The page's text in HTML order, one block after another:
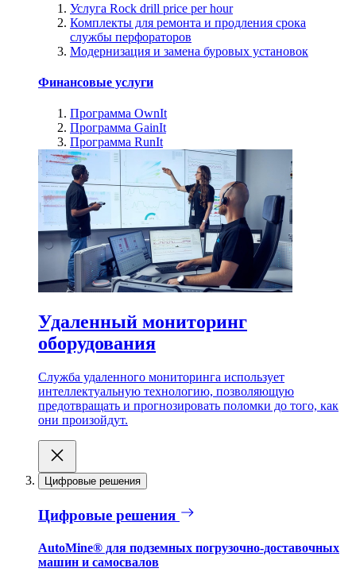
Услуга Rock drill price per hour
Комплекты для ремонта и продления срока
службы перфораторов
Модернизация и замена буровых установок
Финансовые услуги
Программа OwnIt
Программа GainIt
Программа RunIt
Удаленный мониторинг
оборудования
Служба удаленного мониторинга использует
интеллектуальную технологию, позволяющую
предотвращать и прогнозировать поломки до того, как
они произойдут.
Цифровые решения
Цифровые решения
AutoMine® для подземных погрузочно-доставочных
машин и самосвалов